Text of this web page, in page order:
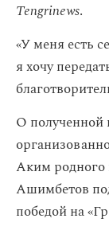
Tengrinews.
«У меня есть
я хочу
О полученной
Аким родного
Ашимбетов
победой на